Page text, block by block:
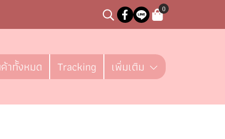
0
าทั้งหมด Tracking เพิ่มเติม